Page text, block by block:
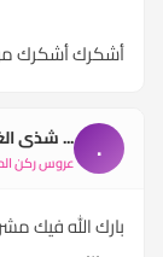
أشكرك أشكرك
. ... شذى
عروس ركن
بارك الله فيك